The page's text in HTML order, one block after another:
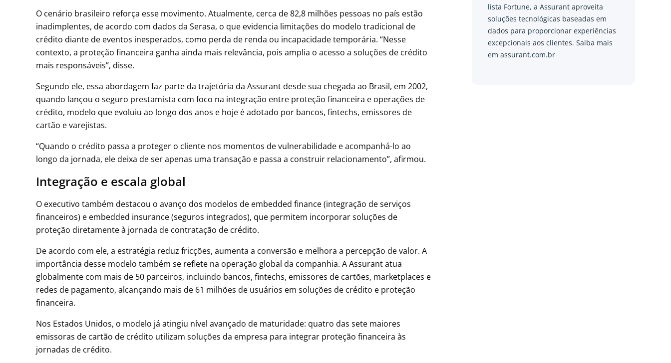
O cenário brasileiro reforça esse movimento. Atualmente, cerca de 82,8 milhões pessoas no país estão
inadimplentes, de acordo com dados da Serasa, o que evidencia limitações do modelo tradicional de
crédito diante de eventos inesperados, como perda de renda ou incapacidade temporária. “Nesse
contexto, a proteção financeira ganha ainda mais relevância, pois amplia o acesso a soluções de crédito
mais responsáveis”, disse.
Segundo ele, essa abordagem faz parte da trajetória da Assurant desde sua chegada ao Brasil, em 2002,
quando lançou o seguro prestamista com foco na integração entre proteção financeira e operações de
crédito, modelo que evoluiu ao longo dos anos e hoje é adotado por bancos, fintechs, emissores de
cartão e varejistas.
“Quando o crédito passa a proteger o cliente nos momentos de vulnerabilidade e acompanhá-lo ao
longo da jornada, ele deixa de ser apenas uma transação e passa a construir relacionamento”, afirmou.
Integração e escala global
O executivo também destacou o avanço dos modelos de embedded finance (integração de serviços
financeiros) e embedded insurance (seguros integrados), que permitem incorporar soluções de
proteção diretamente à jornada de contratação de crédito.
De acordo com ele, a estratégia reduz fricções, aumenta a conversão e melhora a percepção de valor. A
importância desse modelo também se reflete na operação global da companhia. A Assurant atua
globalmente com mais de 50 parceiros, incluindo bancos, fintechs, emissores de cartões, marketplaces e
redes de pagamento, alcançando mais de 61 milhões de usuários em soluções de crédito e proteção
financeira.
Nos Estados Unidos, o modelo já atingiu nível avançado de maturidade: quatro das sete maiores
emissoras de cartão de crédito utilizam soluções da empresa para integrar proteção financeira às
jornadas de crédito.
lista Fortune, a Assurant aproveita
soluções tecnológicas baseadas em
dados para proporcionar experiências
excepcionais aos clientes. Saiba mais
em assurant.com.br